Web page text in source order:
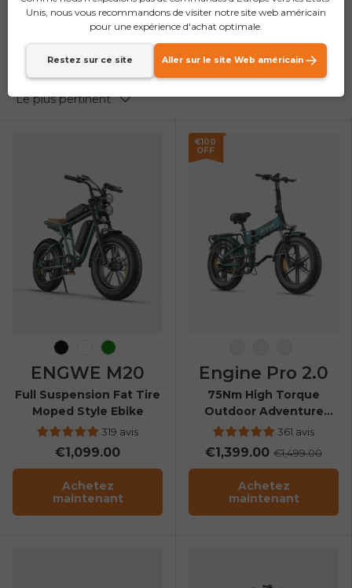
(43 produits)
Trier par
Le plus pertinent
Liste Grille
ENGWE M20
Full Suspension Fat Tire
Moped Style Ebike
319 avis
€1,099.00
Achetez
maintenant
€100
OFF
Espace noir
Engine Pro 2.0
75Nm High Torque
Outdoor Adventure
Folding E-bike
361 avis
€1,399.00 €1,499.00
Achetez
maintenant
Unis, nous vous recommandons de visiter notre site web américain
pour une expérience d'achat optimale.
Restez sur ce site Aller sur le site Web américain